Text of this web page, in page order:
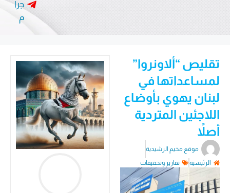
جرا
م
تقليص “ألاونروا”
لمساعداتها في
لبنان يهوي بأوضاع
اللاجئين المتردية
أصلاً
موقع مخيم الرشيدية
الرئيسية
تقارير وتحقيقات